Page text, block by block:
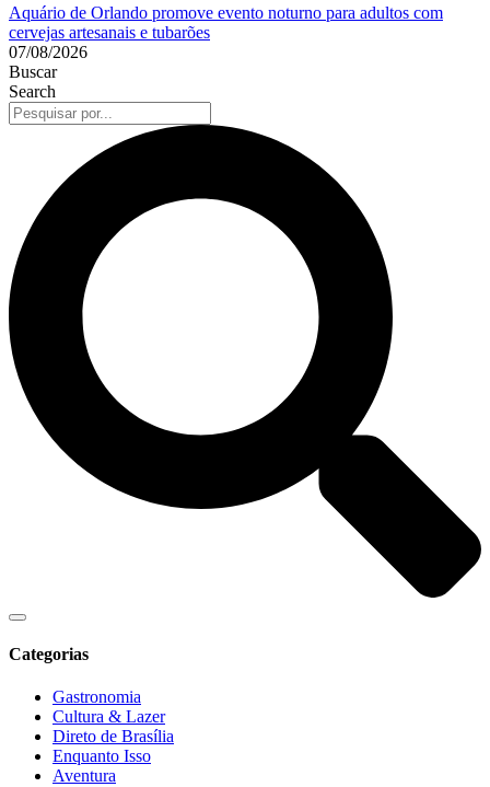
Aquário de Orlando promove evento noturno para adultos com
cervejas artesanais e tubarões
07/08/2026
Buscar
Search
Categorias
Gastronomia
Cultura & Lazer
Direto de Brasília
Enquanto Isso
Aventura